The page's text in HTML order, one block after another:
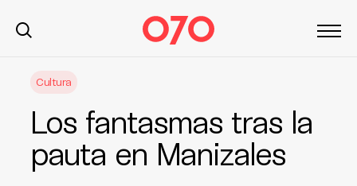
Cultura
Los fantasmas tras la
pauta en Manizales